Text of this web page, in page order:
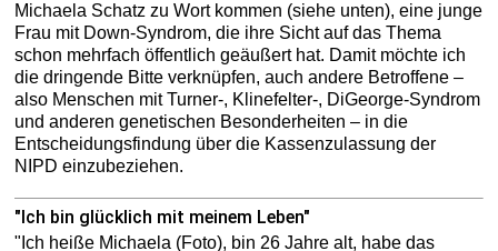
Michaela Schatz zu Wort kommen (siehe unten), eine junge
Frau mit Down-Syndrom, die ihre Sicht auf das Thema
schon mehrfach öffentlich geäußert hat. Damit möchte ich
die dringende Bitte verknüpfen, auch andere Betroffene –
also Menschen mit Turner-, Klinefelter-, DiGeorge-Syndrom
und anderen genetischen Besonderheiten – in die
Entscheidungsfindung über die Kassenzulassung der
NIPD einzubeziehen.
"Ich bin glücklich mit meinem Leben"
"Ich heiße Michaela (Foto), bin 26 Jahre alt, habe das